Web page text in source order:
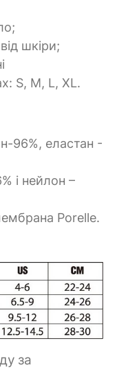
шкіри;
S, M, L, XL.
96%, еластан -
і нейлон –
Porelle.
за